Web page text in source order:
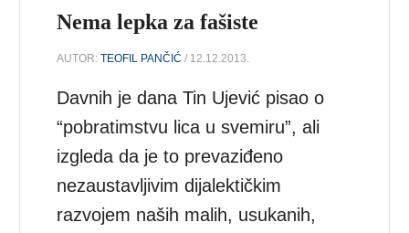
Nema lepka za fašiste
AUTOR:TEOFIL PANČIĆ / 12.12.2013.
Davnih je dana Tin Ujević pisao o
“pobratimstvu lica u svemiru”, ali
izgleda da je to prevaziđeno
nezaustavljivim dijalektičkim
razvojem naših malih, usukanih,